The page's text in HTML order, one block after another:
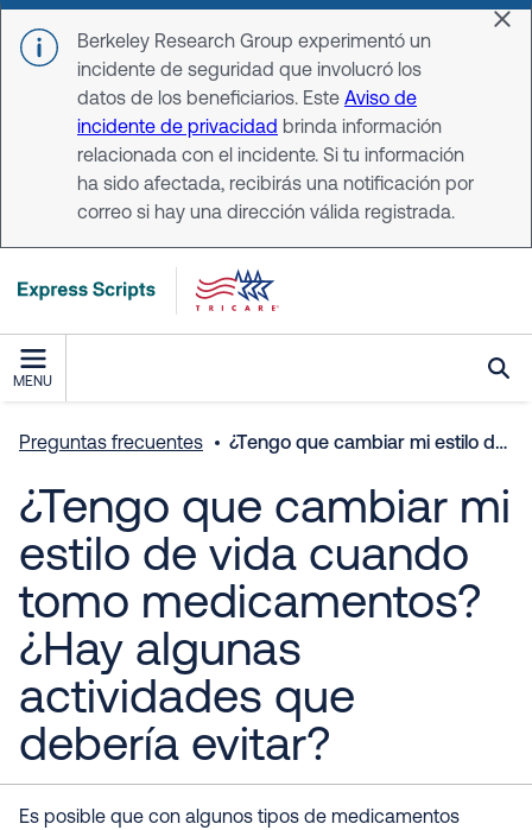
Skip to main content
Berkeley Research Group experimentó un
incidente de seguridad que involucró los
datos de los beneficiarios. Este Aviso de
incidente de privacidad brinda información
relacionada con el incidente. Si tu información
ha sido afectada, recibirás una notificación por
correo si hay una dirección válida registrada.
MENU
Preguntas frecuentes ¿Tengo que cambiar mi estilo de vida cuando tomo medicamentos? ¿Hay algunas actividades que debería evitar?
¿Tengo que cambiar mi
estilo de vida cuando
tomo medicamentos?
¿Hay algunas
actividades que
debería evitar?
Es posible que con algunos tipos de medicamentos